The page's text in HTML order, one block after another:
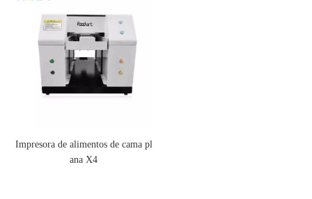
Impresora de alimentos de cama pl
ana X4